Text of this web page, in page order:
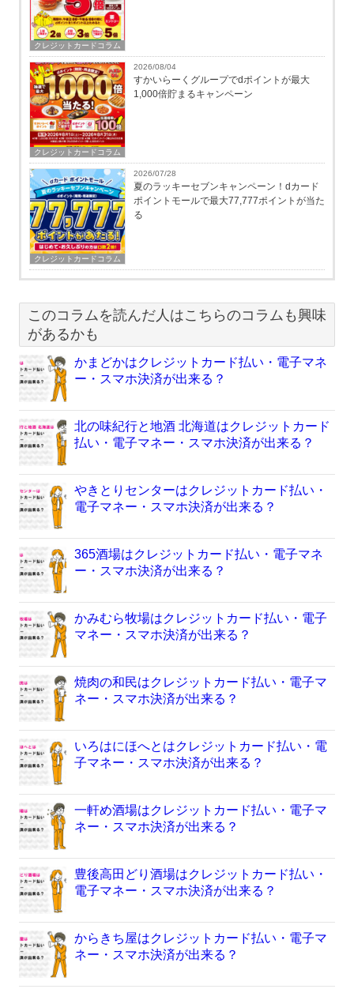
クレジットカードコラム
クレジットカードコラム
2026/08/04
すかいらーくグループでdポイントが最大
1,000倍貯まるキャンペーン
クレジットカードコラム
2026/07/28
夏のラッキーセブンキャンペーン！dカード
ポイントモールで最大77,777ポイントが当た
る
このコラムを読んだ人はこちらのコラムも興味
があるかも
かまどかはクレジットカード払い・電子マネ
ー・スマホ決済が出来る？
北の味紀行と地酒 北海道はクレジットカード
払い・電子マネー・スマホ決済が出来る？
やきとりセンターはクレジットカード払い・
電子マネー・スマホ決済が出来る？
365酒場はクレジットカード払い・電子マネ
ー・スマホ決済が出来る？
かみむら牧場はクレジットカード払い・電子
マネー・スマホ決済が出来る？
焼肉の和民はクレジットカード払い・電子マ
ネー・スマホ決済が出来る？
いろはにほへとはクレジットカード払い・電
子マネー・スマホ決済が出来る？
一軒め酒場はクレジットカード払い・電子マ
ネー・スマホ決済が出来る？
豊後高田どり酒場はクレジットカード払い・
電子マネー・スマホ決済が出来る？
からきち屋はクレジットカード払い・電子マ
ネー・スマホ決済が出来る？